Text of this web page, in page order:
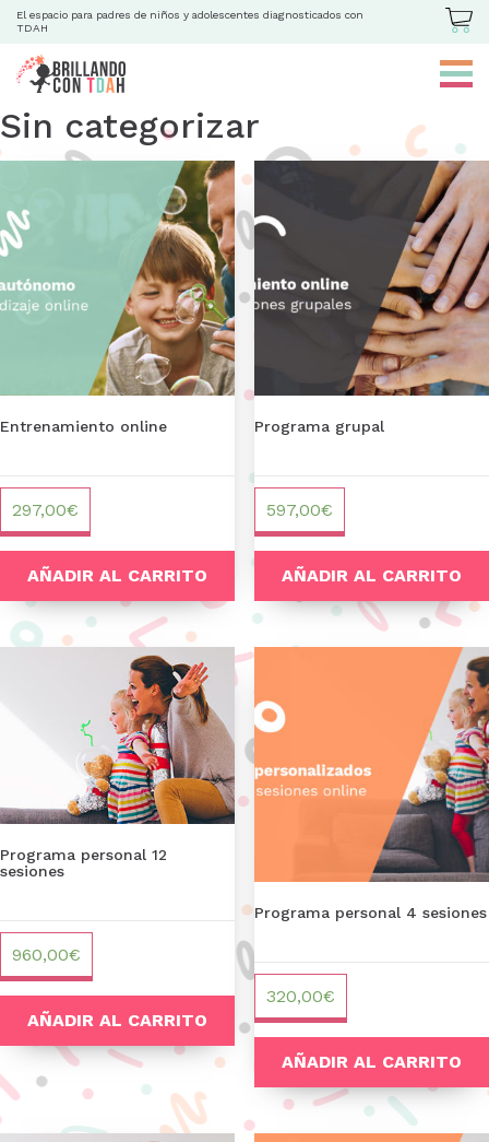
El espacio para padres de niños y adolescentes diagnosticados con
TDAH
Sin categorizar
Entrenamiento online
297,00€
AÑADIR AL CARRITO
Programa grupal
597,00€
AÑADIR AL CARRITO
Programa personal 12
sesiones
960,00€
AÑADIR AL CARRITO
Programa personal 4 sesiones
320,00€
AÑADIR AL CARRITO